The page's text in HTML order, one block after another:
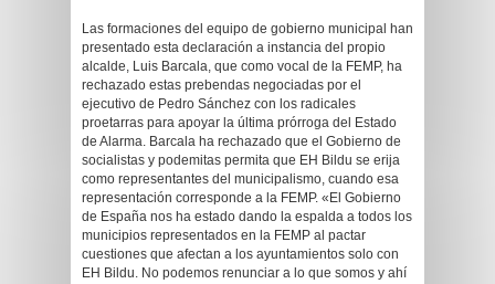
Las formaciones del equipo de gobierno municipal han
presentado esta declaración a instancia del propio
alcalde, Luis Barcala, que como vocal de la FEMP, ha
rechazado estas prebendas negociadas por el
ejecutivo de Pedro Sánchez con los radicales
proetarras para apoyar la última prórroga del Estado
de Alarma. Barcala ha rechazado que el Gobierno de
socialistas y podemitas permita que EH Bildu se erija
como representantes del municipalismo, cuando esa
representación corresponde a la FEMP. «El Gobierno
de España nos ha estado dando la espalda a todos los
municipios representados en la FEMP al pactar
cuestiones que afectan a los ayuntamientos solo con
EH Bildu. No podemos renunciar a lo que somos y ahí